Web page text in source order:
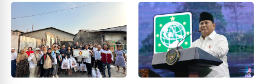
Harus Jadi Prioritas